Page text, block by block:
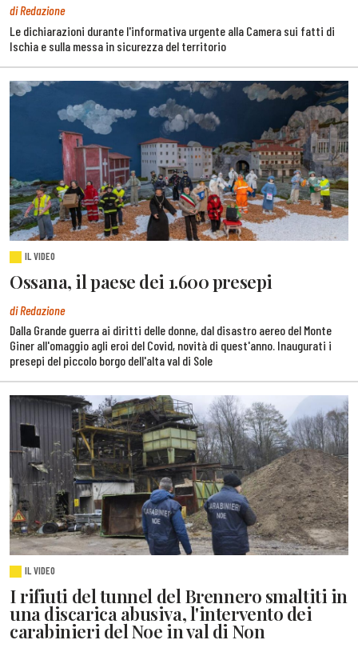
di Redazione
Le dichiarazioni durante l'informativa urgente alla Camera sui fatti di
Ischia e sulla messa in sicurezza del territorio
IL VIDEO
Ossana, il paese dei 1.600 presepi
di Redazione
Dalla Grande guerra ai diritti delle donne, dal disastro aereo del Monte
Giner all'omaggio agli eroi del Covid, novità di quest'anno. Inaugurati i
presepi del piccolo borgo dell'alta val di Sole
IL VIDEO
I rifiuti del tunnel del Brennero smaltiti in
una discarica abusiva, l'intervento dei
carabinieri del Noe in val di Non